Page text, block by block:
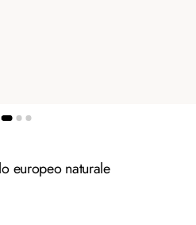
europeo naturale